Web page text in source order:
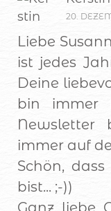
20.
Liebe
ist jedes
Deine
bin immer
immer auf
Schön,
bist... ;-))
Ganz liebe